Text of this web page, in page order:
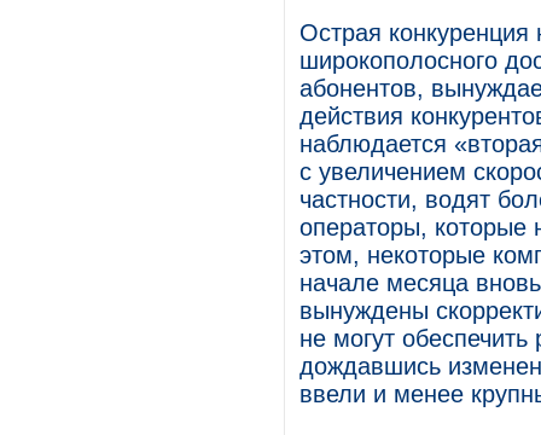
Острая конкуренция
широкополосного
абонентов,
действия
наблюдается
с увеличением
частности, водят
операторы, которые
этом, некоторые
начале месяца
вынуждены
не могут
дождавшись
ввели и менее